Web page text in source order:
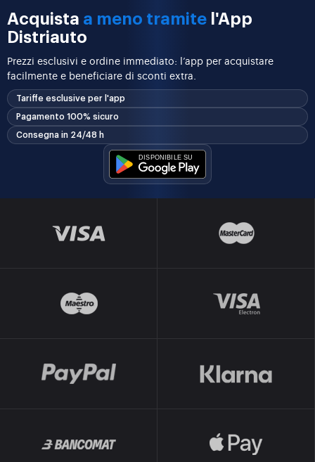
Acquista a meno tramite l'App
Distriauto
Prezzi esclusivi e ordine immediato: l’app per acquistare
facilmente e beneficiare di sconti extra.
Tariffe esclusive per l'app
Pagamento 100% sicuro
Consegna in 24/48 h